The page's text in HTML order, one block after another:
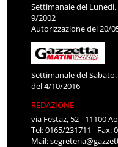
Settimanale del
9/2002
Autorizzazione del 20/
Settimanale del
del 4/10/2016
REDAZIONE
via Festaz, 52 - 11100
Tel: 0165/231711 - Fax:
Mail: